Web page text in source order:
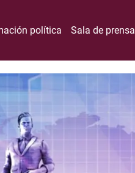
política Sala de prensa